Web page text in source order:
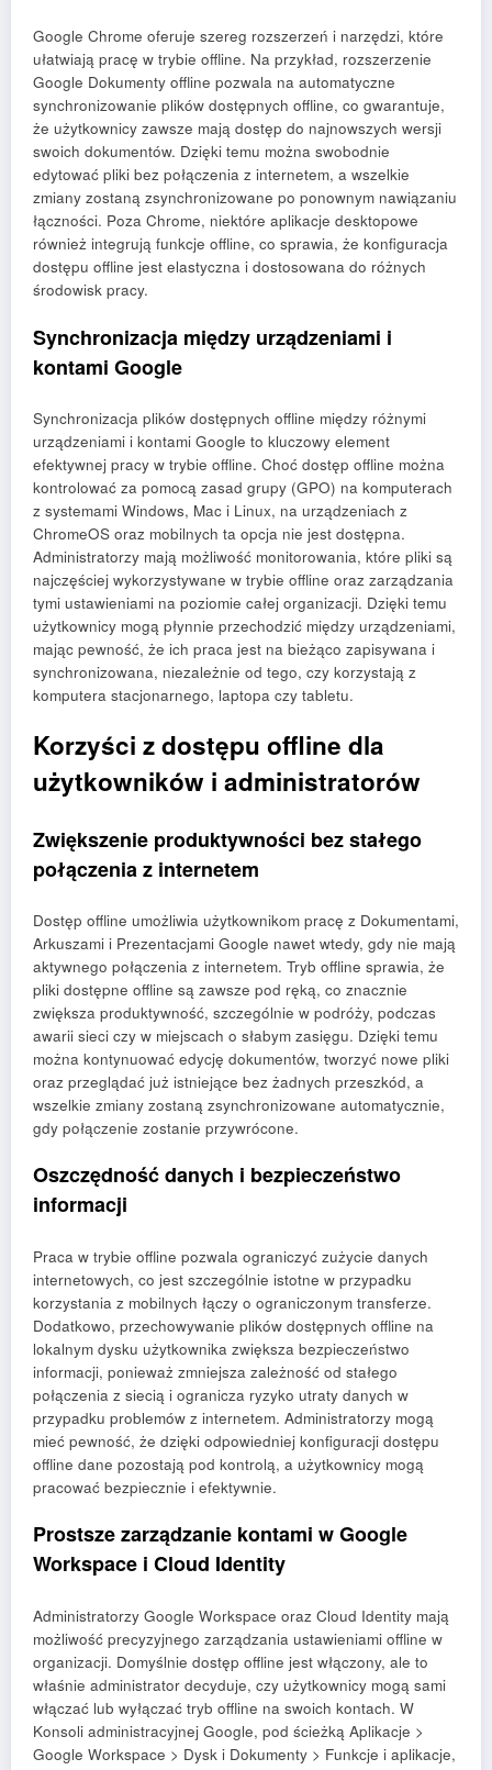
Google Chrome oferuje szereg rozszerzeń i narzędzi, które
ułatwiają pracę w trybie offline. Na przykład, rozszerzenie
Google Dokumenty offline pozwala na automatyczne
synchronizowanie plików dostępnych offline, co gwarantuje,
że użytkownicy zawsze mają dostęp do najnowszych wersji
swoich dokumentów. Dzięki temu można swobodnie
edytować pliki bez połączenia z internetem, a wszelkie
zmiany zostaną zsynchronizowane po ponownym nawiązaniu
łączności. Poza Chrome, niektóre aplikacje desktopowe
również integrują funkcje offline, co sprawia, że konfiguracja
dostępu offline jest elastyczna i dostosowana do różnych
środowisk pracy.
Synchronizacja między urządzeniami i
kontami Google
Synchronizacja plików dostępnych offline między różnymi
urządzeniami i kontami Google to kluczowy element
efektywnej pracy w trybie offline. Choć dostęp offline można
kontrolować za pomocą zasad grupy (GPO) na komputerach
z systemami Windows, Mac i Linux, na urządzeniach z
ChromeOS oraz mobilnych ta opcja nie jest dostępna.
Administratorzy mają możliwość monitorowania, które pliki są
najczęściej wykorzystywane w trybie offline oraz zarządzania
tymi ustawieniami na poziomie całej organizacji. Dzięki temu
użytkownicy mogą płynnie przechodzić między urządzeniami,
mając pewność, że ich praca jest na bieżąco zapisywana i
synchronizowana, niezależnie od tego, czy korzystają z
komputera stacjonarnego, laptopa czy tabletu.
Korzyści z dostępu offline dla
użytkowników i administratorów
Zwiększenie produktywności bez stałego
połączenia z internetem
Dostęp offline umożliwia użytkownikom pracę z Dokumentami,
Arkuszami i Prezentacjami Google nawet wtedy, gdy nie mają
aktywnego połączenia z internetem. Tryb offline sprawia, że
pliki dostępne offline są zawsze pod ręką, co znacznie
zwiększa produktywność, szczególnie w podróży, podczas
awarii sieci czy w miejscach o słabym zasięgu. Dzięki temu
można kontynuować edycję dokumentów, tworzyć nowe pliki
oraz przeglądać już istniejące bez żadnych przeszkód, a
wszelkie zmiany zostaną zsynchronizowane automatycznie,
gdy połączenie zostanie przywrócone.
Oszczędność danych i bezpieczeństwo
informacji
Praca w trybie offline pozwala ograniczyć zużycie danych
internetowych, co jest szczególnie istotne w przypadku
korzystania z mobilnych łączy o ograniczonym transferze.
Dodatkowo, przechowywanie plików dostępnych offline na
lokalnym dysku użytkownika zwiększa bezpieczeństwo
informacji, ponieważ zmniejsza zależność od stałego
połączenia z siecią i ogranicza ryzyko utraty danych w
przypadku problemów z internetem. Administratorzy mogą
mieć pewność, że dzięki odpowiedniej konfiguracji dostępu
offline dane pozostają pod kontrolą, a użytkownicy mogą
pracować bezpiecznie i efektywnie.
Prostsze zarządzanie kontami w Google
Workspace i Cloud Identity
Administratorzy Google Workspace oraz Cloud Identity mają
możliwość precyzyjnego zarządzania ustawieniami offline w
organizacji. Domyślnie dostęp offline jest włączony, ale to
właśnie administrator decyduje, czy użytkownicy mogą sami
włączać lub wyłączać tryb offline na swoich kontach. W
Konsoli administracyjnej Google, pod ścieżką Aplikacje >
Google Workspace > Dysk i Dokumenty > Funkcje i aplikacje,